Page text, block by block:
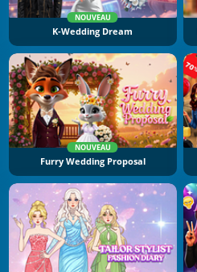
NOUVEAU
K-Wedding Dream
NOUVEAU
Furry Wedding Proposal